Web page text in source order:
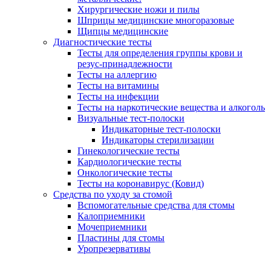
Хирургические ножи и пилы
Шприцы медицинские многоразовые
Щипцы медицинские
Диагностические тесты
Тесты для определения группы крови и
резус-принадлежности
Тесты на аллергию
Тесты на витамины
Тесты на инфекции
Тесты на наркотические вещества и алкоголь
Визуальные тест-полоски
Индикаторные тест-полоски
Индикаторы стерилизации
Гинекологические тесты
Кардиологические тесты
Онкологические тесты
Тесты на коронавирус (Ковид)
Средства по уходу за стомой
Вспомогательные средства для стомы
Калоприемники
Мочеприемники
Пластины для стомы
Уропрезервативы